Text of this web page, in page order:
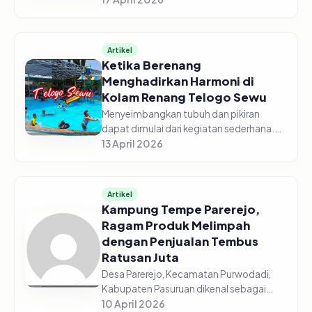
Artikel
Ketika Berenang
Menghadirkan Harmoni di
Kolam Renang Telogo Sewu
Menyeimbangkan tubuh dan pikiran
dapat dimulai dari kegiatan sederhana.
Menyambangi Kolam Renang Telogo
i...
13 April 2026
Artikel
Kampung Tempe Parerejo,
Ragam Produk Melimpah
dengan Penjualan Tembus
Ratusan Juta
Desa Parerejo, Kecamatan Purwodadi,
Kabupaten Pasuruan dikenal sebagai
salah satu sentra produksi tempe yang
10 April 2026